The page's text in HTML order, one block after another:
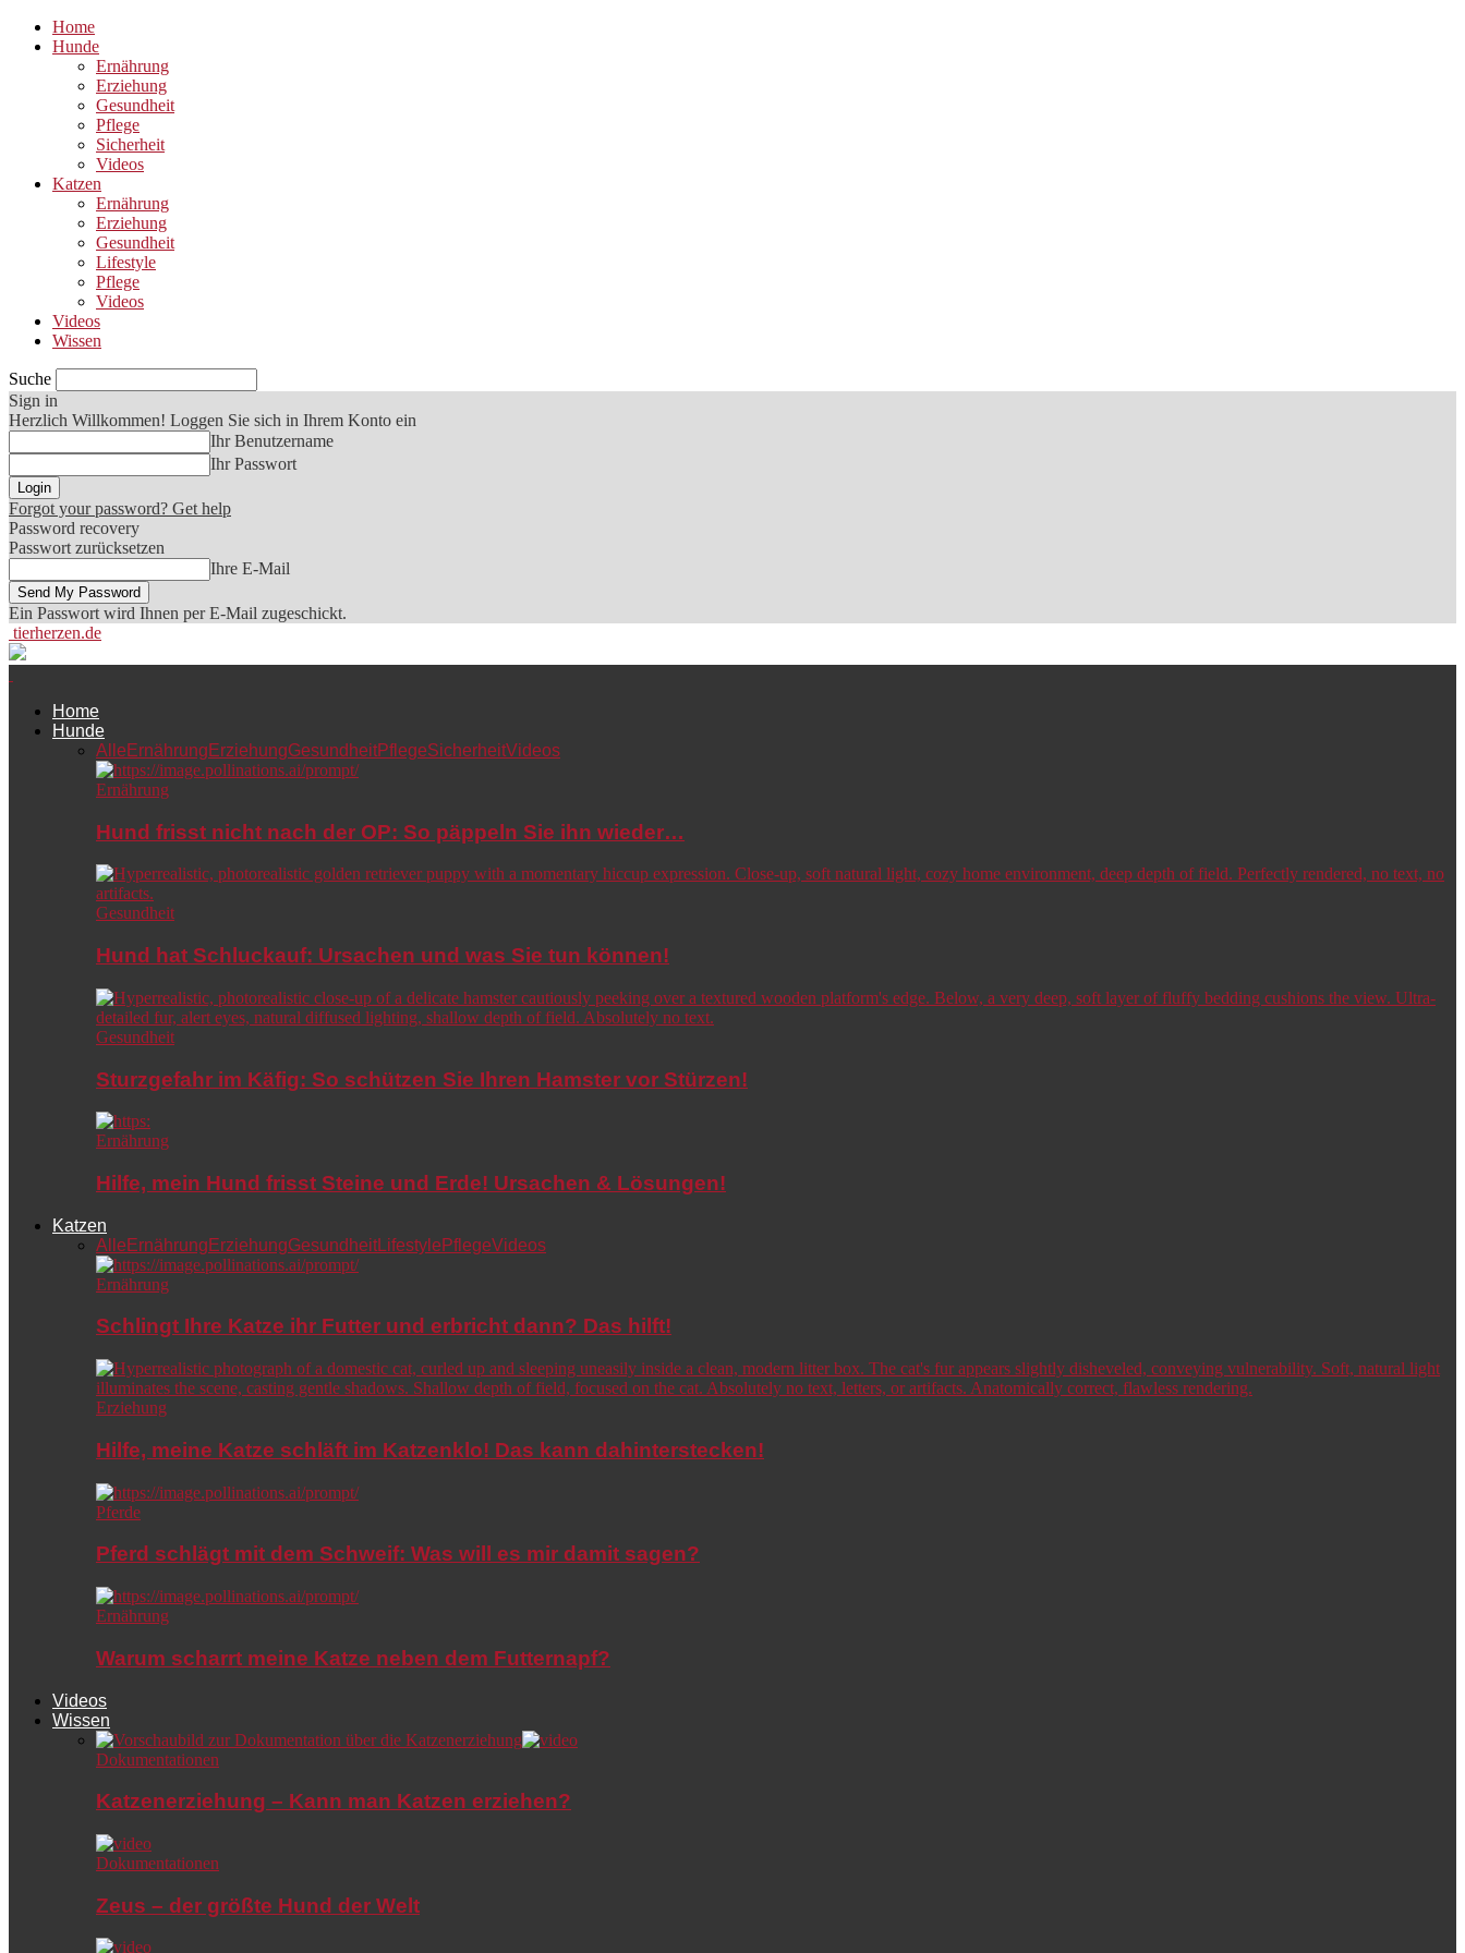
Home
Hunde
Ernährung
Erziehung
Gesundheit
Pflege
Sicherheit
Videos
Katzen
Ernährung
Erziehung
Gesundheit
Lifestyle
Pflege
Videos
Videos
Wissen
Suche
Sign in
Herzlich Willkommen! Loggen Sie sich in Ihrem Konto ein
Ihr Benutzername
Ihr Passwort
Forgot your password? Get help
Password recovery
Passwort zurücksetzen
Ihre E-Mail
Ein Passwort wird Ihnen per E-Mail zugeschickt.
tierherzen.de
Home
Hunde
Alle Ernährung ErziehungGesundheitPflegeSicherheitVideos
Ernährung
Hund frisst nicht nach der OP: So päppeln Sie ihn wieder…
Gesundheit
Hund hat Schluckauf: Ursachen und was Sie tun können!
Gesundheit
Sturzgefahr im Käfig: So schützen Sie Ihren Hamster vor Stürzen!
Ernährung
Hilfe, mein Hund frisst Steine und Erde! Ursachen & Lösungen!
Katzen
Alle Ernährung ErziehungGesundheitLifestyle PflegeVideos
Ernährung
Schlingt Ihre Katze ihr Futter und erbricht dann? Das hilft!
Erziehung
Hilfe, meine Katze schläft im Katzenklo! Das kann dahinterstecken!
Pferde
Pferd schlägt mit dem Schweif: Was will es mir damit sagen?
Ernährung
Warum scharrt meine Katze neben dem Futternapf?
Videos
Wissen
Dokumentationen
Katzenerziehung – Kann man Katzen erziehen?
Dokumentationen
Zeus – der größte Hund der Welt